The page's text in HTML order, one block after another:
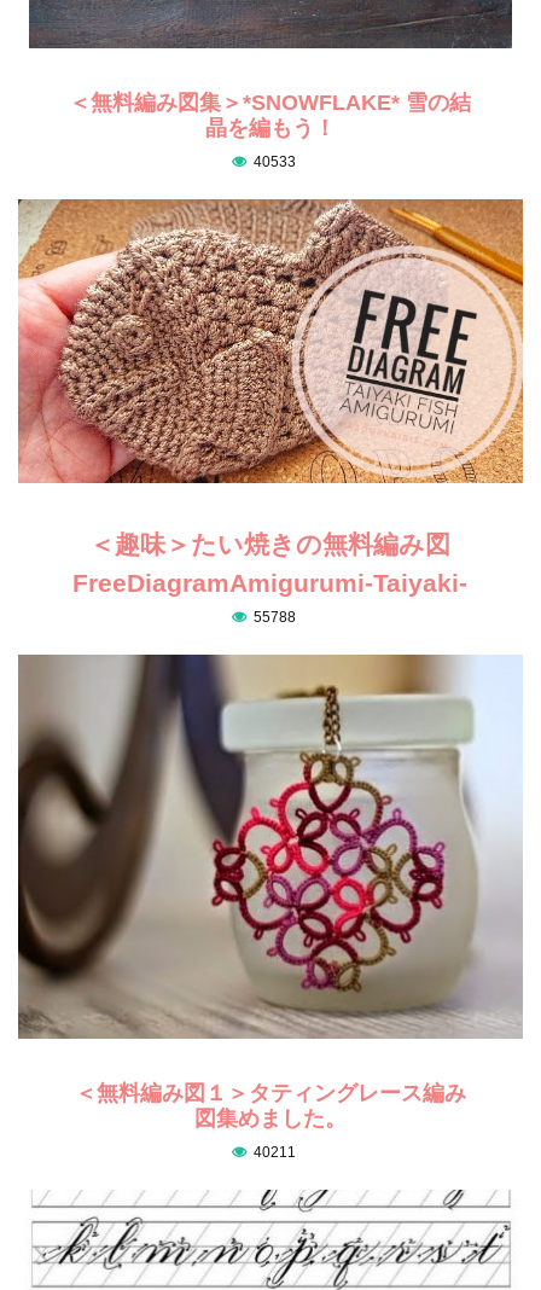
＜無料編み図集＞*SNOWFLAKE* 雪の結
晶を編もう！
40533
＜趣味＞たい焼きの無料編み図
FreeDiagramAmigurumi-Taiyaki-
55788
＜無料編み図１＞タティングレース編み
図集めました。
40211